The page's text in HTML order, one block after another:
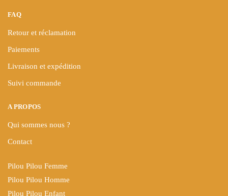
FAQ
Retour et réclamation
Paiements
Livraison et expédition
Suivi commande
A PROPOS
Qui sommes nous ?
Contact
Pilou Pilou Femme
Pilou Pilou Homme
Pilou Pilou Enfant